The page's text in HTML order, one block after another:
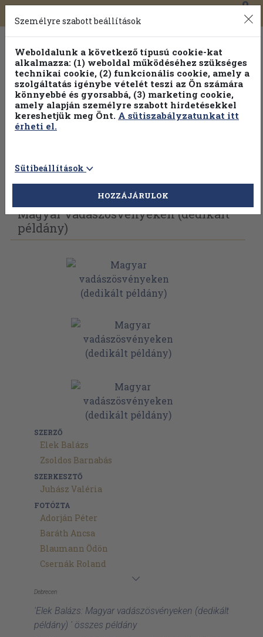
Toggle
navigation
0
Vissza az előző oldalra Válasszon példányt
Magyar vadászösvényeken (dedikált
példány)
SZERZŐ
Elek Balázs
Zsoldos Barnabás
SZERKESZTŐ
Juhász Valéria
FOTÓZTA
Adorján Péter
Baráth Ancsa
Blaumann Ödön
Csernák Roland
Debrecen
'Elek Balázs: Magyar vadászösvényeken (dedikált
példány) ' összes példány
Személyre szabott beállítások
Weboldalunk a következő típusú cookie-kat
alkalmazza: (1) weboldal működéséhez szükséges
technikai cookie, (2) funkcionális cookie, amely a
szolgáltatás igénybe vételét teszi az Ön számára
könnyebbé és gyorsabbá, (3) marketing cookie,
amely alapján személyre szabott hirdetésekkel
kereshetjük meg Önt. A sütiszabályzatunkat itt
érheti el.
Sütibeállítások
HOZZÁJÁRULOK